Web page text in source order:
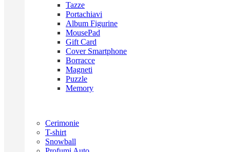
Tazze
Portachiavi
Album Figurine
MousePad
Gift Card
Cover Smartphone
Borracce
Magneti
Puzzle
Memory
Cerimonie
T-shirt
Snowball